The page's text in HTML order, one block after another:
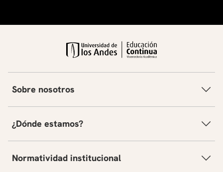
Sobre nosotros
¿Dónde estamos?
Normatividad institucional